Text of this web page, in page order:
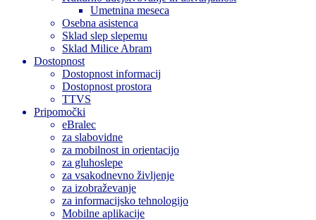
Umetnina meseca
Osebna asistenca
Sklad slep slepemu
Sklad Milice Abram
Dostopnost
Dostopnost informacij
Dostopnost prostora
TTVS
Pripomočki
eBralec
za slabovidne
za mobilnost in orientacijo
za gluhoslepe
za vsakodnevno življenje
za izobraževanje
za informacijsko tehnologijo
Mobilne aplikacije